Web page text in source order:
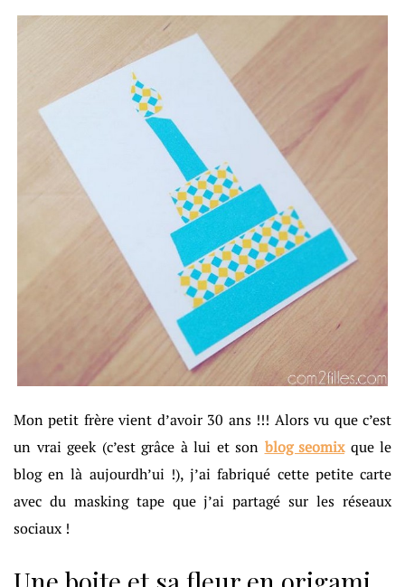
Mon petit frère vient d’avoir 30 ans !!! Alors vu que c’est
un vrai geek (c’est grâce à lui et son blog seomixque le
blog en là aujourdh’ui !), j’ai fabriqué cette petite carte
avec du masking tape que j’ai partagé sur les réseaux
sociaux !